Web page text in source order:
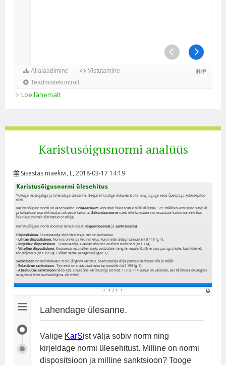
Loe lähemalt
Karistusõigusnormi analüüs
Sisestas maekivi, L, 2018-03-17 14:19